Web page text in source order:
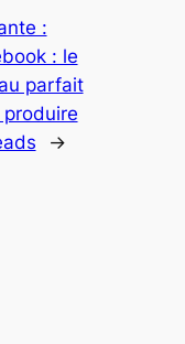
:
: le
parfait
produire
→